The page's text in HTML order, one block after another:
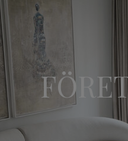
MÖBLER
INREDNING
URBAN COLLECTION
NÒRE COLLECTION